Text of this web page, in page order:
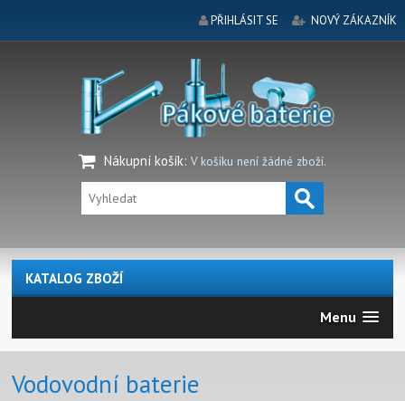
PŘIHLÁSIT SE NOVÝ ZÁKAZNÍK
Nákupní košík: V košíku není žádné zboží.
KATALOG ZBOŽÍ
Menu
Vodovodní baterie